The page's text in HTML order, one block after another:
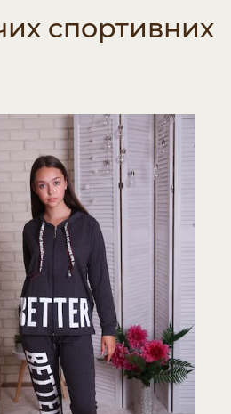
спортивних